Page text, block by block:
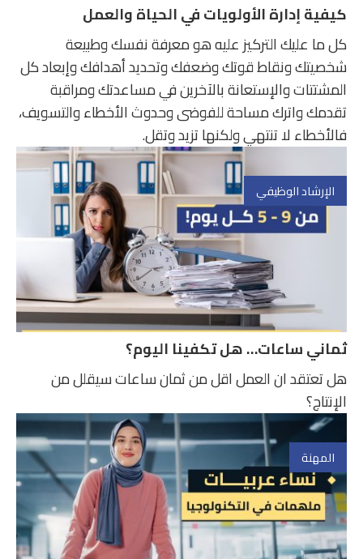
كيفية إدارة الأولويات في الحياة والعمل
كل ما عليك التركيز عليه هو معرفة نفسك وطبيعة
شخصيتك ونقاط قوتك وضعفك وتحديد أهدافك وإبعاد كل
المشتتات والإستعانة بالآخرين في مساعدتك ومراقبة
تقدمك واترك مساحة للفوضى وحدوث الأخطاء والتسويف،
فالأخطاء لا تنتهي ولكنها تزيد وتقل.
الإرشاد الوظيفي
ثماني ساعات… هل تكفينا اليوم؟
هل تعتقد ان العمل اقل من ثمان ساعات سيقلل من
الإنتاج؟
المهنة